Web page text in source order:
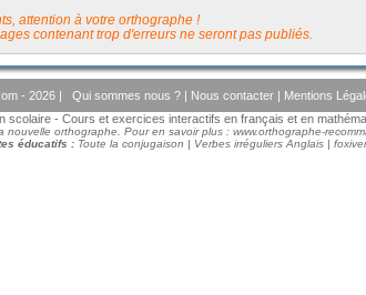
attention à votre orthographe !
contenant trop d'erreurs ne seront pas publiés.
- 2026 | Qui sommes nous ? Nous contacter Mentions
scolaire - Cours et exercices interactifs en français et en
nouvelle orthographe. Pour en savoir plus : www.orthographe-
éducatifs : Toute la conjugaison | Verbes irréguliers Anglais |